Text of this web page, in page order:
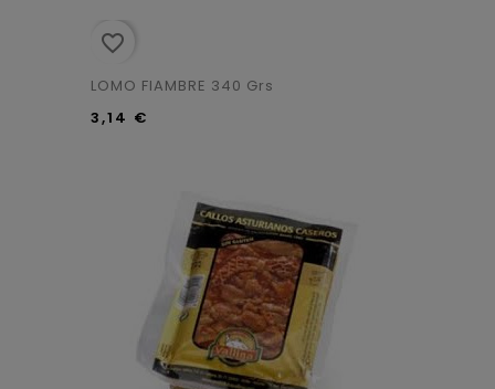
favorite_border
LOMO FIAMBRE 340 Grs
3,14 €